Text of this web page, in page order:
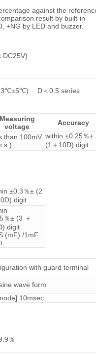
against the
result by built-in
+NG by LED and buzzer.
D＜0.5 series
Measuring
voltage
Accuracy
than 100mV within ±0.25％±
(1＋10D) digit
±0.3％± (2
digit
％± (3 ＋
digit
(mF) /1mF
with guard terminal
wave form
10msec.
％